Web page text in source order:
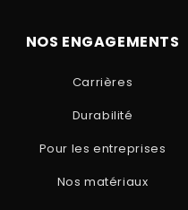
NOS ENGAGEMENTS
Carrières
Durabilité
Pour les entreprises
Nos matériaux